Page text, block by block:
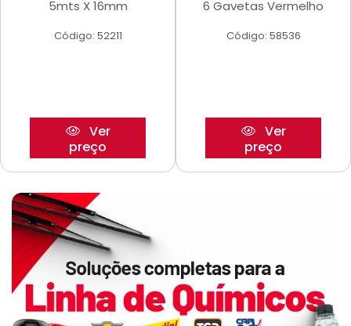
5mts X 16mm
Código: 52211
Ver
preço
6 Gavetas Vermelho
Código: 58536
Ver
preço